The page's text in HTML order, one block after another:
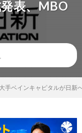
表、MBO
手ベインキャピタルが日